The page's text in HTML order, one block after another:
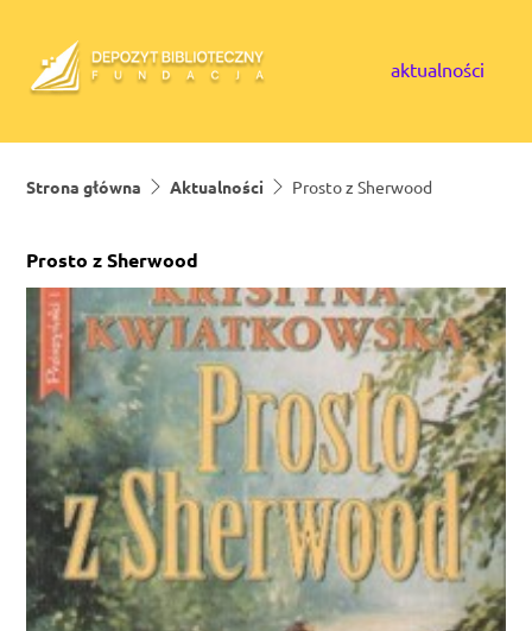
aktualności
Strona główna Aktualności Prosto z Sherwood
Prosto z Sherwood